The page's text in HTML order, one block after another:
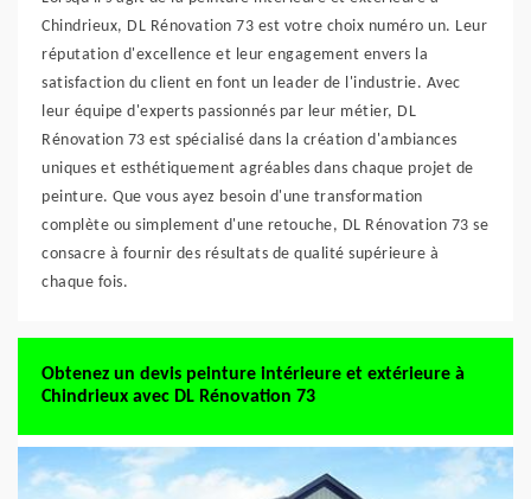
Chindrieux, DL Rénovation 73 est votre choix numéro un. Leur
réputation d'excellence et leur engagement envers la
satisfaction du client en font un leader de l'industrie. Avec
leur équipe d'experts passionnés par leur métier, DL
Rénovation 73 est spécialisé dans la création d'ambiances
uniques et esthétiquement agréables dans chaque projet de
peinture. Que vous ayez besoin d'une transformation
complète ou simplement d'une retouche, DL Rénovation 73 se
consacre à fournir des résultats de qualité supérieure à
chaque fois.
Obtenez un devis peinture intérieure et extérieure à
Chindrieux avec DL Rénovation 73